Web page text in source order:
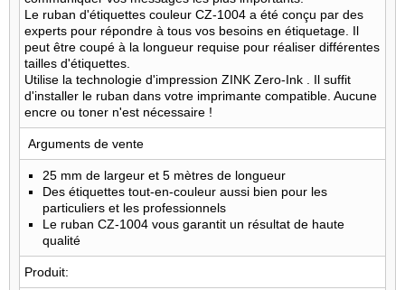
Le ruban d'étiquettes couleur CZ-1004 a été conçu par des
experts pour répondre à tous vos besoins en étiquetage. Il
peut être coupé à la longueur requise pour réaliser différentes
tailles d'étiquettes.
Utilise la technologie d'impression ZINK Zero-Ink . Il suffit
d'installer le ruban dans votre imprimante compatible. Aucune
encre ou toner n'est nécessaire !
Arguments de vente
25 mm de largeur et 5 mètres de longueur
Des étiquettes tout-en-couleur aussi bien pour les
particuliers et les professionnels
Le ruban CZ-1004 vous garantit un résultat de haute
qualité
Produit: